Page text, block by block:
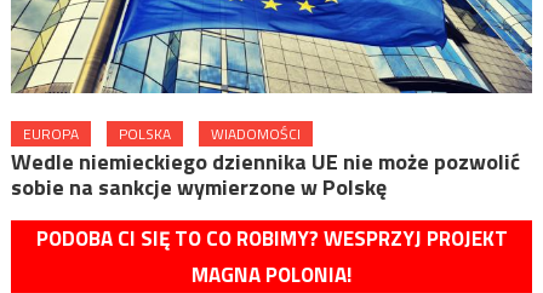
EUROPA POLSKA WIADOMOŚCI
Wedle niemieckiego dziennika UE nie może pozwolić
sobie na sankcje wymierzone w Polskę
PODOBA CI SIĘ TO CO ROBIMY? WESPRZYJ PROJEKT
MAGNA POLONIA!